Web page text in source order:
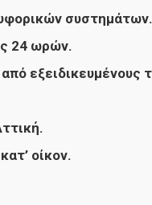
συστημάτων.
24 ωρών.
εξειδικευμένους
οίκον.